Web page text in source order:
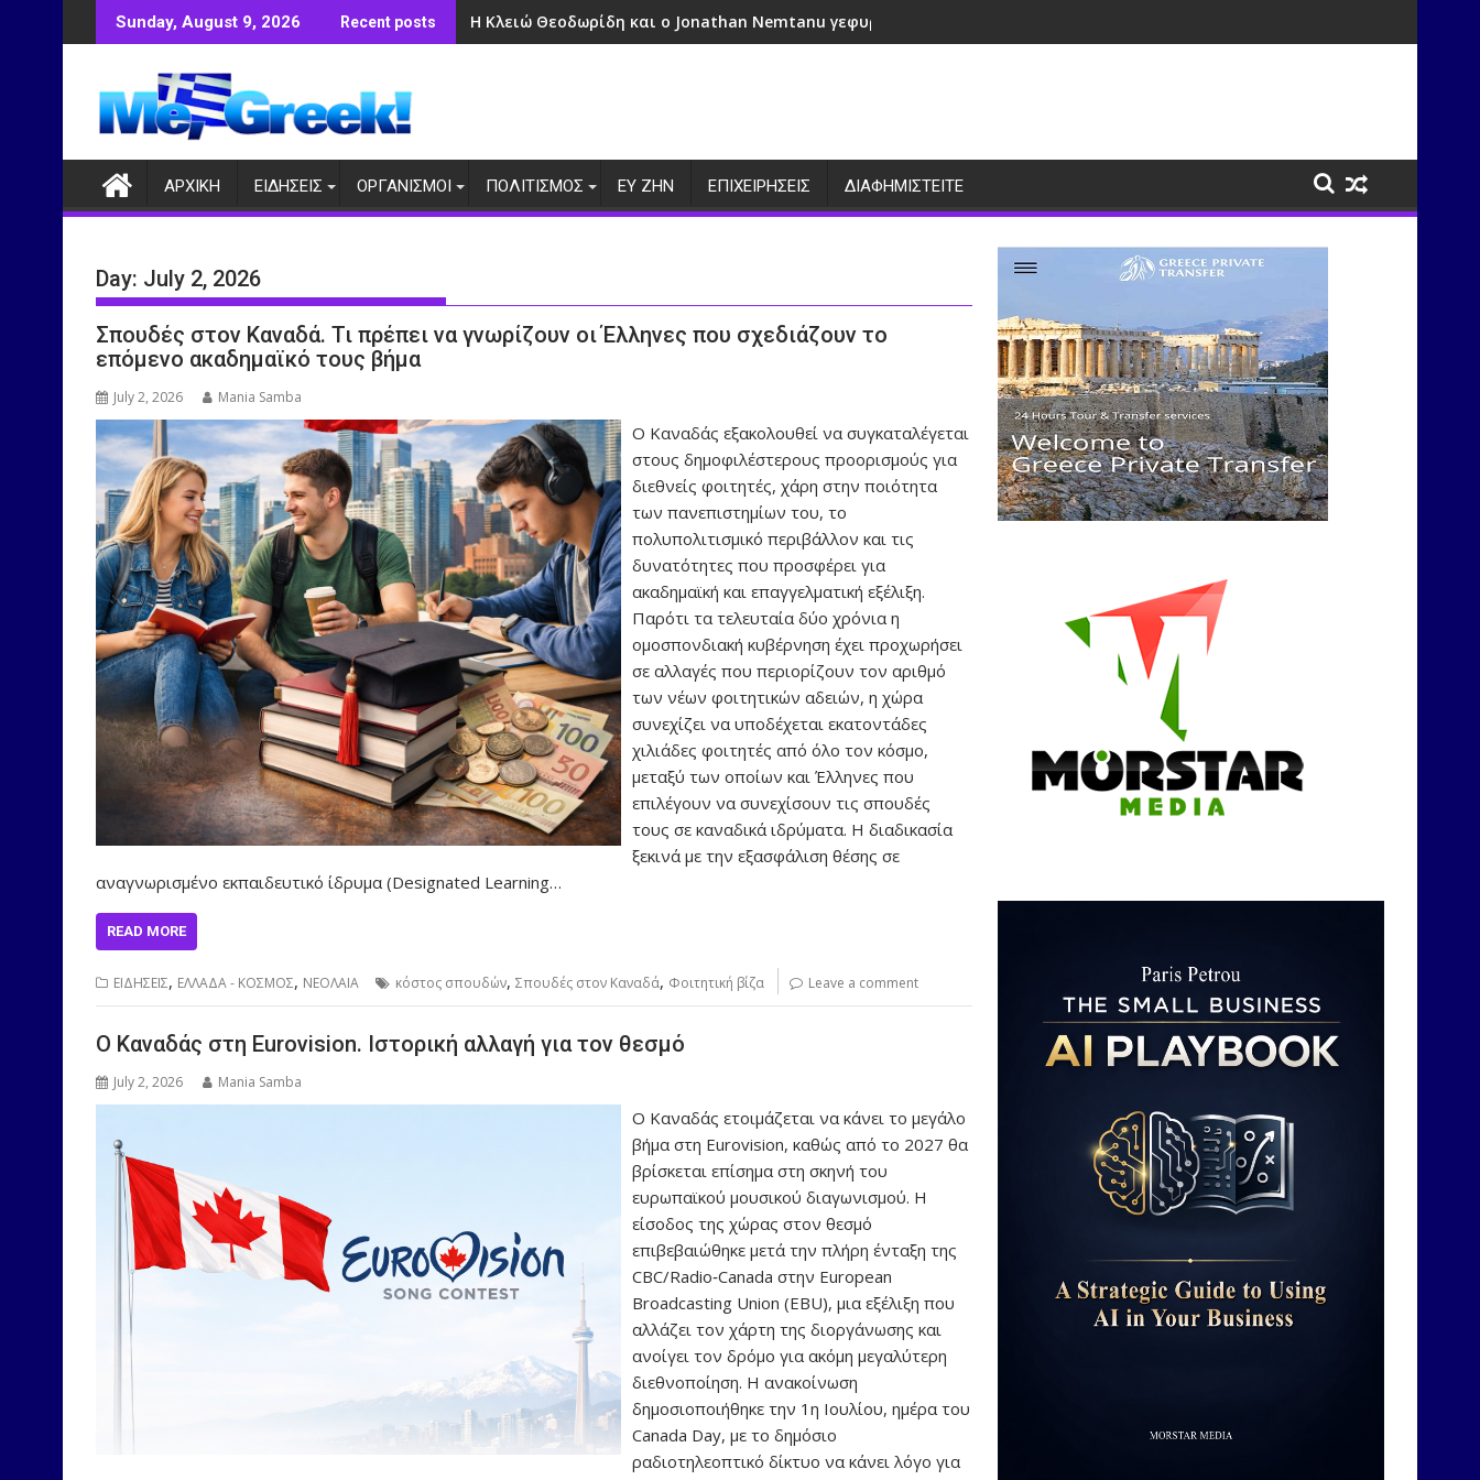
to
Sunday, August 9, 2026 Recent posts Η Κλειώ Θεοδωρίδη και ο Jonathan Nemtanu γεφυρώνουν πολιτισμούς μέσα από τη μουσική
ΑΡΧΙΚΗ ΕΙΔΗΣΕΙΣ ΟΡΓΑΝΙΣΜΟΙ ΠΟΛΙΤΙΣΜΟΣ ΕΥ ΖΗΝ ΕΠΙΧΕΙΡΗΣΕΙΣ ΔΙΑΦΗΜΙΣΤΕΙΤΕ
Day: July 2, 2026
Σπουδές στον Καναδά. Τι πρέπει να γνωρίζουν οι Έλληνες που σχεδιάζουν το
επόμενο ακαδημαϊκό τους βήμα
July 2, 2026 Mania Samba
Ο Καναδάς εξακολουθεί να συγκαταλέγεται
στους δημοφιλέστερους προορισμούς για
διεθνείς φοιτητές, χάρη στην ποιότητα
των πανεπιστημίων του, το
πολυπολιτισμικό περιβάλλον και τις
δυνατότητες που προσφέρει για
ακαδημαϊκή και επαγγελματική εξέλιξη.
Παρότι τα τελευταία δύο χρόνια η
ομοσπονδιακή κυβέρνηση έχει προχωρήσει
σε αλλαγές που περιορίζουν τον αριθμό
των νέων φοιτητικών αδειών, η χώρα
συνεχίζει να υποδέχεται εκατοντάδες
χιλιάδες φοιτητές από όλο τον κόσμο,
μεταξύ των οποίων και Έλληνες που
επιλέγουν να συνεχίσουν τις σπουδές
τους σε καναδικά ιδρύματα. Η διαδικασία
ξεκινά με την εξασφάλιση θέσης σε
αναγνωρισμένο εκπαιδευτικό ίδρυμα (Designated Learning…
READ MORE
ΕΙΔΗΣΕΙΣ, ΕΛΛΑΔΑ - ΚΟΣΜΟΣ, ΝΕΟΛΑΙΑ κόστος σπουδών, Σπουδές στον Καναδά, Φοιτητική βίζα Leave a comment
O Καναδάς στη Eurovision. Ιστορική αλλαγή για τον θεσμό
July 2, 2026 Mania Samba
Ο Καναδάς ετοιμάζεται να κάνει το μεγάλο
βήμα στη Eurovision, καθώς από το 2027 θα
βρίσκεται επίσημα στη σκηνή του
ευρωπαϊκού μουσικού διαγωνισμού. Η
είσοδος της χώρας στον θεσμό
επιβεβαιώθηκε μετά την πλήρη ένταξη της
CBC/Radio‑Canada στην European
Broadcasting Union (EBU), μια εξέλιξη που
αλλάζει τον χάρτη της διοργάνωσης και
ανοίγει τον δρόμο για ακόμη μεγαλύτερη
διεθνοποίηση. Η ανακοίνωση
δημοσιοποιήθηκε την 1η Ιουλίου, ημέρα του
Canada Day, με το δημόσιο
ραδιοτηλεοπτικό δίκτυο να κάνει λόγο για